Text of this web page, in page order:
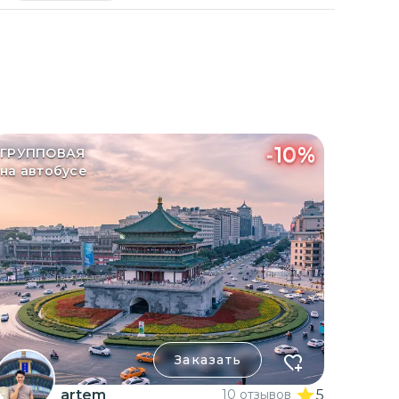
ГРУППОВАЯ
на автобусе
-10%
Заказать
artem 10 отзывов 5